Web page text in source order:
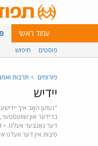
עמוד ראשי
פוסטים חיפוש
פורומים תרבות
יידיש
"געזען האָב איך
ברידער און
דער גאַנצער וועלט. •
סיבות אין דער וועלט